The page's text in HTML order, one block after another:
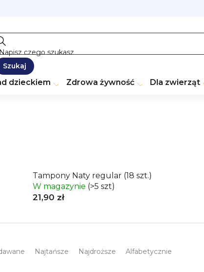
Szukaj
dzieckiem Zdrowa żywność Dla zwierząt
Tampony Naty regular (18 szt.)
W magazynie (>5 szt)
21,90 zł
Najtańsze Najdroższe Alfabetycznie